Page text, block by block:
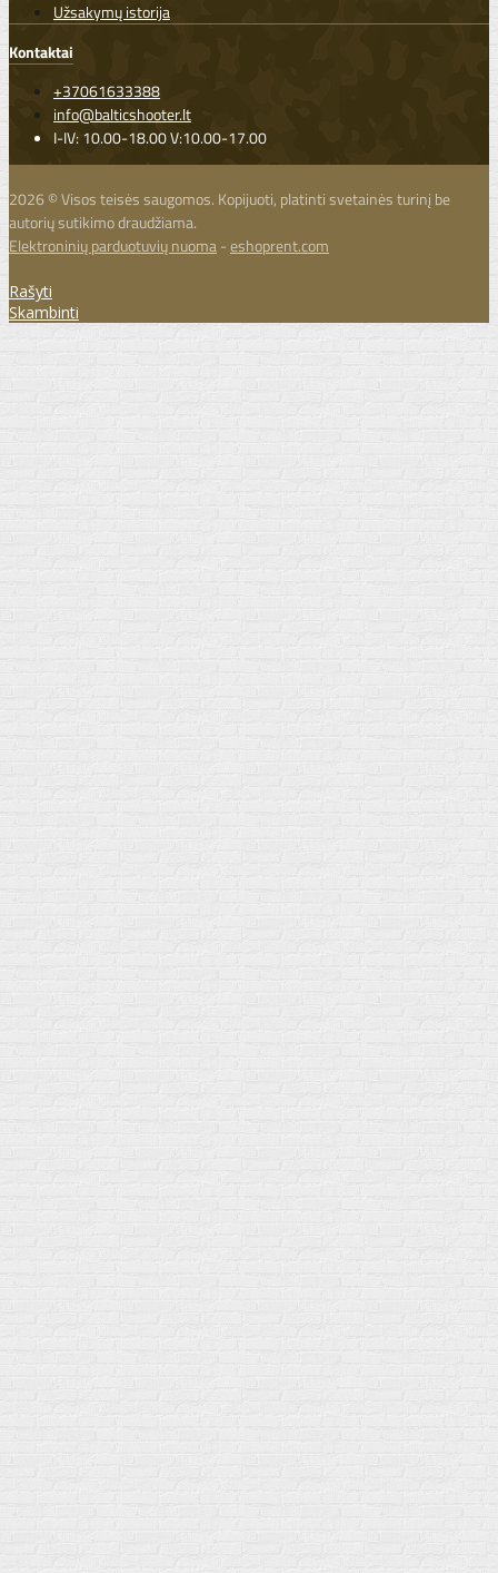
Užsakymų istorija
Kontaktai
+37061633388
info@balticshooter.lt
I-IV: 10.00-18.00 V:10.00-17.00
2026 © Visos teisės saugomos. Kopijuoti, platinti svetainės turinį be
autorių sutikimo draudžiama.
Elektroninių parduotuvių nuoma-eshoprent.com
Rašyti
Skambinti